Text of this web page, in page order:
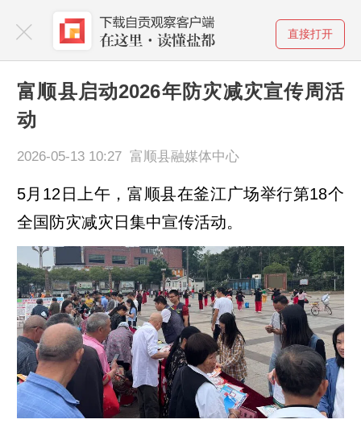
直接打开
富顺县启动2026年防灾减灾宣传周活
动
2026-05-13 10:27 富顺县融媒体中心
5月12日上午，富顺县在釜江广场举行第18个
全国防灾减灾日集中宣传活动。